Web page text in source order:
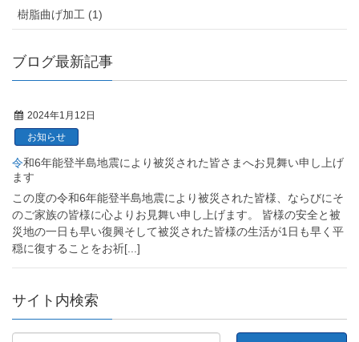
樹脂曲げ加工 (1)
ブログ最新記事
2024年1月12日
お知らせ
令和6年能登半島地震により被災された皆さまへお見舞い申し上げ
ます
この度の令和6年能登半島地震により被災された皆様、ならびにそ
のご家族の皆様に心よりお見舞い申し上げます。 皆様の安全と被
災地の一日も早い復興そして被災された皆様の生活が1日も早く平
穏に復することをお祈[...]
サイト内検索